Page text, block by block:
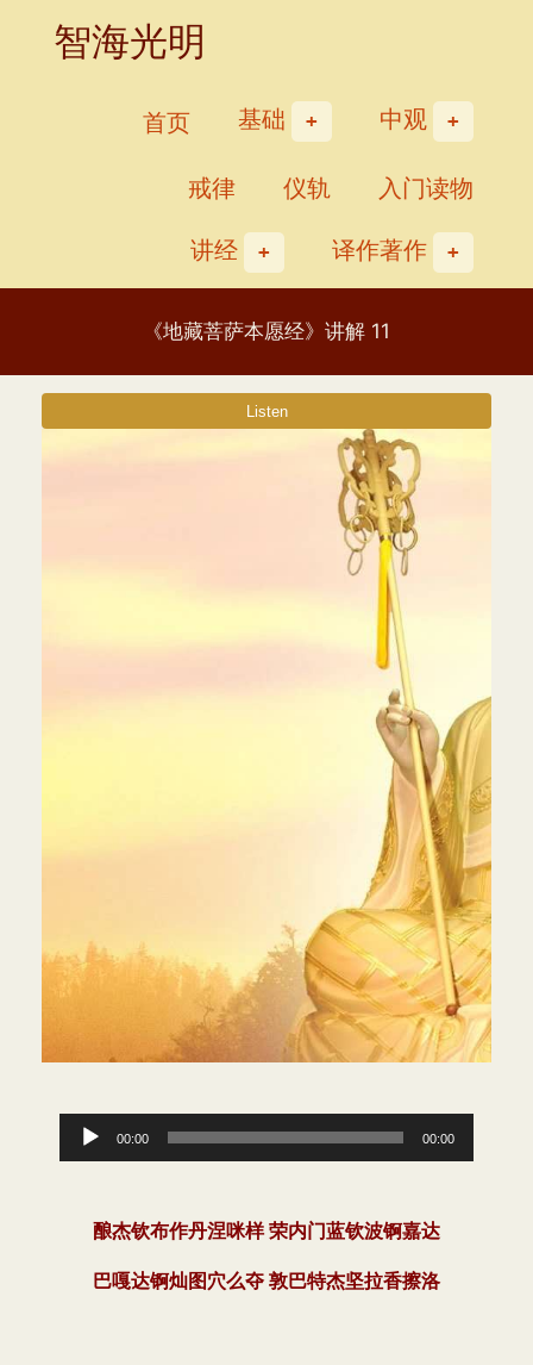
智海光明
首页 基础
中观
戒律
仪轨
入门读物
讲经
译作著作
《地藏菩萨本愿经》讲解 11
频
00:00 00:00
酿杰钦布作丹涅咪样 荣内门蓝钦波锕嘉达
巴嘎达锕灿图穴么夺 敦巴特杰坚拉香擦洛